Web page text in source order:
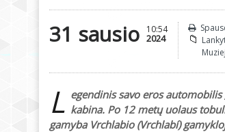
31 sausio 10:54
2024
L egendinis savo eros
kabina. Po 12 metų uolaus
gamyba Vrchlabio (Vrchlabí)